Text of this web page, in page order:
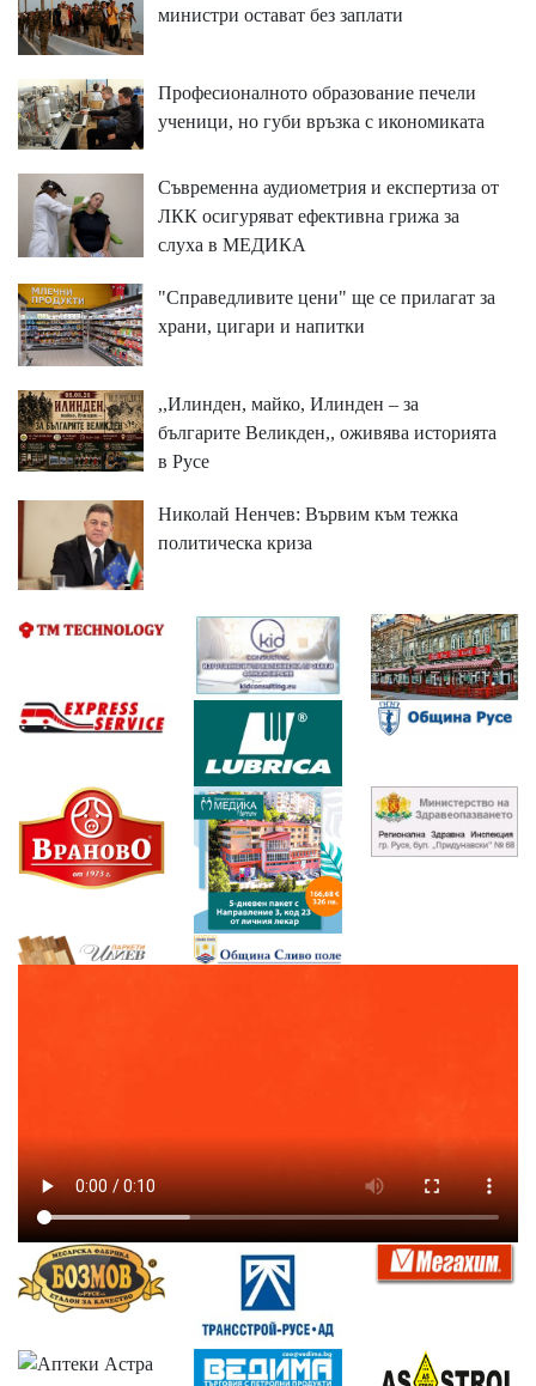
министри остават без заплати
Професионалното образование печели
ученици, но губи връзка с икономиката
Съвременна аудиометрия и експертиза от
ЛКК осигуряват ефективна грижа за
слуха в МЕДИКА
"Справедливите цени" ще се прилагат за
храни, цигари и напитки
,,Илинден, майко, Илинден – за
българите Великден,, оживява историята
в Русе
Николай Ненчев: Вървим към тежка
политическа криза